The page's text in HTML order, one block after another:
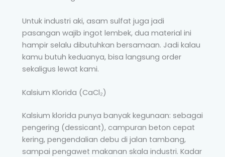
Untuk industri aki, asam sulfat juga jadi
pasangan wajib ingot lembek, dua material ini
hampir selalu dibutuhkan bersamaan. Jadi kalau
kamu butuh keduanya, bisa langsung order
sekaligus lewat kami.
Kalsium Klorida (CaCl₂)
Kalsium klorida punya banyak kegunaan: sebagai
pengering (dessicant), campuran beton cepat
kering, pengendalian debu di jalan tambang,
sampai pengawet makanan skala industri. Kadar